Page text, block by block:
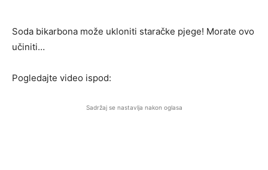
Soda bikarbona može ukloniti staračke pjege! Morate ovo
učiniti…
Pogledajte video ispod:
Sadržaj se nastavlja nakon oglasa